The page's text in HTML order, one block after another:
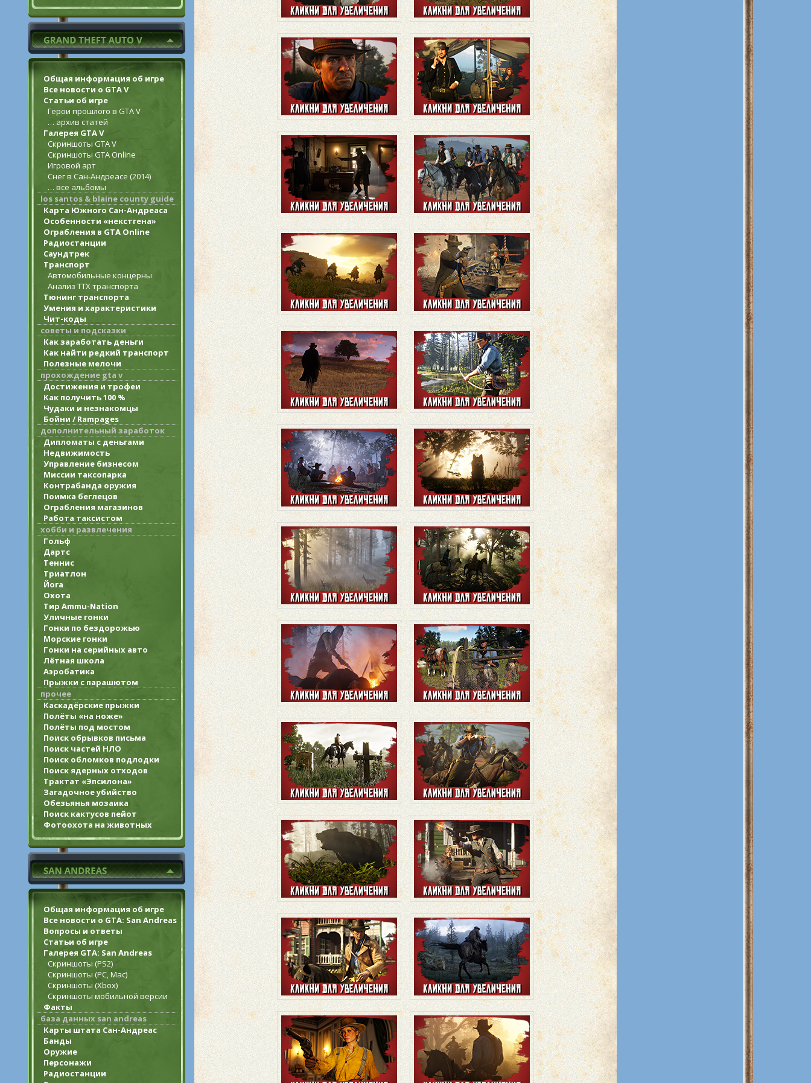
Общая информация об игре
Все новости о GTA V
Статьи об игре
Герои прошлого в GTA V
… архив статей
Галерея GTA V
Скриншоты GTA V
Скриншоты GTA Online
Игровой арт
Снег в Сан-Андреасе (2014)
… все альбомы
los santos & blaine county guide
Карта Южного Сан-Андреаса
Особенности «некстгена»
Ограбления в GTA Online
Радиостанции
Саундтрек
Транспорт
Автомобильные концерны
Анализ ТТХ транспорта
Тюнинг транспорта
Умения и характеристики
Чит-коды
советы и подсказки
Как заработать деньги
Как найти редкий транспорт
Полезные мелочи
прохождение gta v
Достижения и трофеи
Как получить 100 %
Чудаки и незнакомцы
Бойни / Rampages
дополнительный заработок
Дипломаты с деньгами
Недвижимость
Управление бизнесом
Миссии таксопарка
Контрабанда оружия
Поимка беглецов
Ограбления магазинов
Работа таксистом
хобби и развлечения
Гольф
Дартс
Теннис
Триатлон
Йога
Охота
Тир Ammu-Nation
Уличные гонки
Гонки по бездорожью
Морские гонки
Гонки на серийных авто
Лётная школа
Аэробатика
Прыжки с парашютом
прочее
Каскадёрские прыжки
Полёты «на ноже»
Полёты под мостом
Поиск обрывков письма
Поиск частей НЛО
Поиск обломков подлодки
Поиск ядерных отходов
Трактат «Эпсилона»
Загадочное убийство
Обезьянья мозаика
Поиск кактусов пейот
Фотоохота на животных
Общая информация об игре
Все новости о GTA: San Andreas
Вопросы и ответы
Статьи об игре
Галерея GTA: San Andreas
Скриншоты (PS2)
Скриншоты (PC, Mac)
Скриншоты (Xbox)
Скриншоты мобильной версии
Факты
база данных san andreas
Карты штата Сан-Андреас
Банды
Оружие
Персонажи
Радиостанции